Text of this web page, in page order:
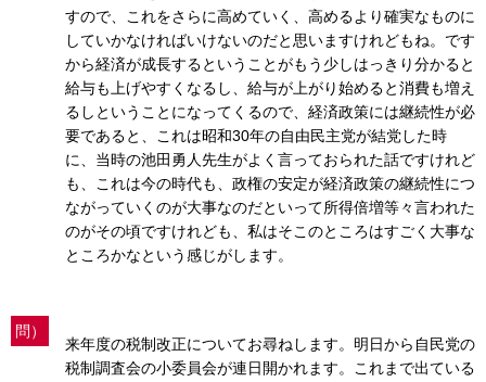
すので、これをさらに高めていく、高めるより確実なものに
していかなければいけないのだと思いますけれどもね。です
から経済が成長するということがもう少しはっきり分かると
給与も上げやすくなるし、給与が上がり始めると消費も増え
るしということになってくるので、経済政策には継続性が必
要であると、これは昭和30年の自由民主党が結党した時
に、当時の池田勇人先生がよく言っておられた話ですけれど
も、これは今の時代も、政権の安定が経済政策の継続性につ
ながっていくのが大事なのだといって所得倍増等々言われた
のがその頃ですけれども、私はそこのところはすごく大事な
ところかなという感じがします。
問）
来年度の税制改正についてお尋ねします。明日から自民党の
税制調査会の小委員会が連日開かれます。これまで出ている